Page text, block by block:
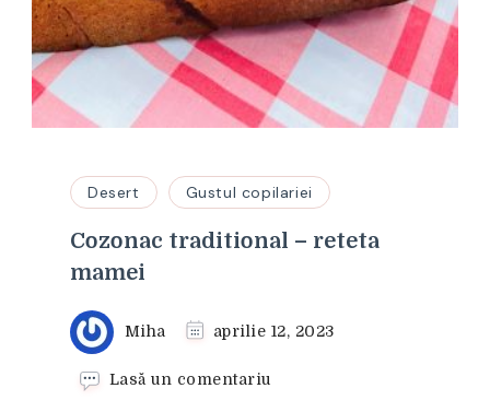
Desert Gustul copilariei
Cozonac traditional – reteta
mamei
Miha aprilie 12, 2023
Lasă un comentariu